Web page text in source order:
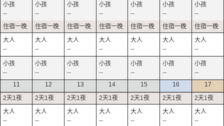
--
--
--
--
--
--
--
--
--
--
--
--
--
--
--
--
--
--
--
--
--
11
--
12
--
13
--
14
--
15
--
16
--
17
--